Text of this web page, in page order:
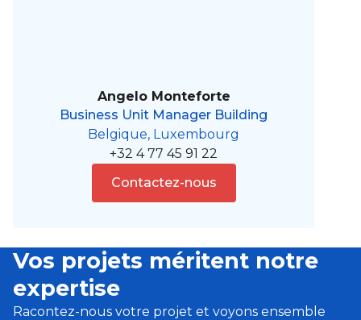
Angelo Monteforte
Business Unit Manager Building
Belgique, Luxembourg
+32 4 77 45 91 22
Contactez-nous
Vos projets méritent notre
expertise
Racontez-nous votre projet et voyons ensemble